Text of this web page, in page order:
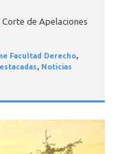
de Apelaciones
Facultad Derecho,
, Noticias